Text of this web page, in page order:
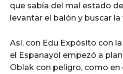
que sabía del mal estado
levantar el balón y buscar la
Así, con Edu Expósito con
el Espanayol empezó a
Oblak con peligro, como en